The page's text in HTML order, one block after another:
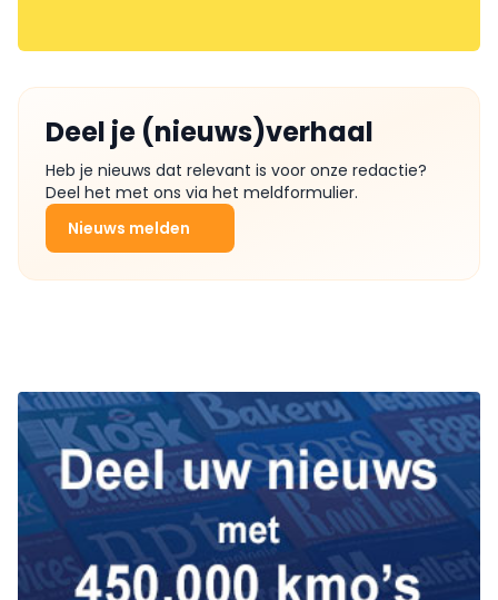
Deel je (nieuws)verhaal
Heb je nieuws dat relevant is voor onze redactie?
Deel het met ons via het meldformulier.
Nieuws melden